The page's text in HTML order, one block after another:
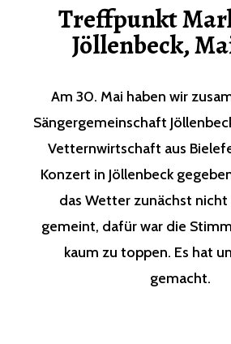
Treffpunkt
Jöllenbeck,
Am 30. Mai haben wir
Sängergemeinschaft
Vetternwirtschaft aus
Konzert in Jöllenbeck
das Wetter zunächst
gemeint, dafür war die
kaum zu toppen. Es hat
gemacht.